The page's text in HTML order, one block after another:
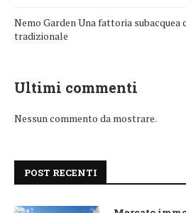
Nemo Garden Una fattoria subacquea
tradizionale
Ultimi commenti
Nessun commento da mostrare.
POST RECENTI